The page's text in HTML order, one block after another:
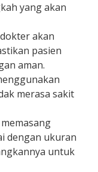
yang akan
akan
pasien
aman.
merasa sakit
dengan ukuran
untuk